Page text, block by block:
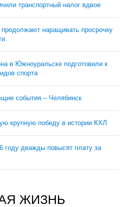
транспортный налог вдвое
наращивать просрочку
в Южноуральске подготовили к
спорта
события – Челябинск
крупную победу в истории КХЛ
году дважды повысят плату за
ЖИЗНЬ